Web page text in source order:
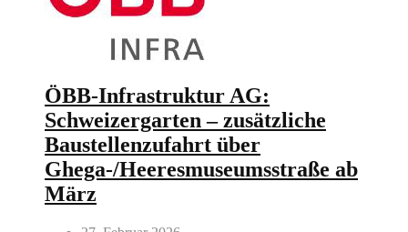
ÖBB-Infrastruktur AG:
Schweizergarten – zusätzliche
Baustellenzufahrt über
Ghega-/Heeresmuseumsstraße ab
März